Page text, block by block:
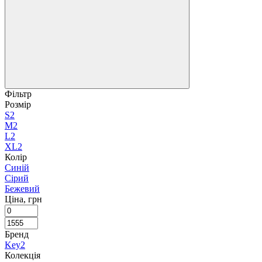
Фільтр
Розмір
S2
M2
L2
XL2
Колір
Синій
Сірий
Бежевий
Ціна, грн
Бренд
Key2
Колекція